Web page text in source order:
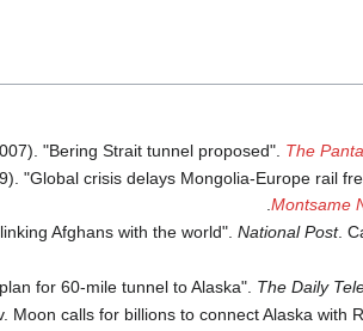
"Bering Strait tunnel proposed". The
"Global crisis delays Mongolia-Europe rail
Montsame
Afghans with the world". National Post.
for 60-mile tunnel to Alaska". The Daily
calls for billions to connect Alaska with